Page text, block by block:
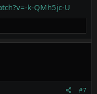
k-QMh5jc-U
#7